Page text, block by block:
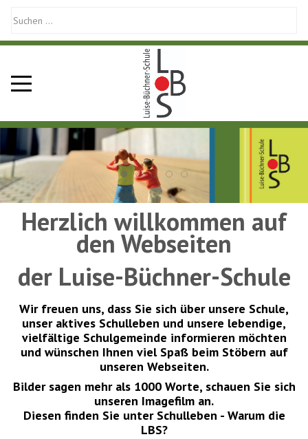
Mobile Menu Toggle
Herzlich willkommen auf
den Webseiten
der Luise-Büchner-Schule
Wir freuen uns, dass Sie sich über unsere Schule,
unser aktives Schulleben und unsere lebendige,
vielfältige Schulgemeinde informieren möchten
und wünschen Ihnen viel Spaß beim Stöbern auf
unseren Webseiten.
Bilder sagen mehr als 1000 Worte, schauen Sie sich
unseren Imagefilm an.
Diesen finden Sie unter Schulleben - Warum die
LBS?